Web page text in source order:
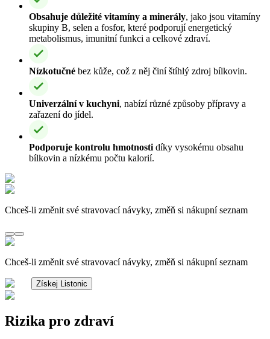
Obsahuje důležité vitamíny a minerály, jako jsou vitamíny
skupiny B, selen a fosfor, které podporují energetický
metabolismus, imunitní funkci a celkové zdraví.
Nízkotučné bez kůže, což z něj činí štíhlý zdroj bílkovin.
Univerzální v kuchyni, nabízí různé způsoby přípravy a
zařazení do jídel.
Podporuje kontrolu hmotnosti díky vysokému obsahu
bílkovin a nízkému počtu kalorií.
Chceš-li změnit své stravovací návyky, změň si nákupní seznam
Chceš-li změnit své stravovací návyky, změň si nákupní seznam
Získej Listonic
Rizika pro zdraví